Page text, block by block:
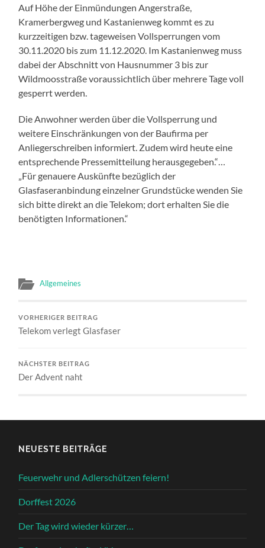
Auf Höhe der Einmündungen Angerstraße,
Kramerbergweg und Kastanienweg kommt es zu
kurzzeitigen bzw. tageweisen Vollsperrungen vom
30.11.2020 bis zum 11.12.2020. Im Kastanienweg muss
dabei der Abschnitt von Hausnummer 3 bis zur
Wildmoosstraße voraussichtlich über mehrere Tage voll
gesperrt werden.
Die Anwohner werden über die Vollsperrung und
weitere Einschränkungen von der Baufirma per
Anliegerschreiben informiert. Zudem wird heute eine
entsprechende Pressemitteilung herausgegeben.“…
„Für genauere Auskünfte bezüglich der
Glasfaseranbindung einzelner Grundstücke wenden Sie
sich bitte direkt an die Telekom; dort erhalten Sie die
benötigten Informationen.“
Allgemeines
VORHERIGER BEITRAG
Telekom verlegt Glasfaser
NÄCHSTER BEITRAG
Der Advent naht
NEUESTE BEITRÄGE
Feuerwehr und Adlerschützen feiern!
Dorffest 2026
Der Tag wird wieder kürzer…